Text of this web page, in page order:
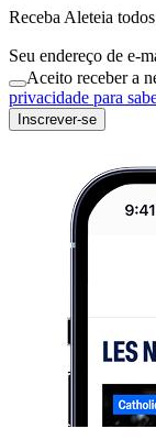
Receba Aleteia
Seu endereço de e-
Aceito receber a
privacidade para
Inscrever-se